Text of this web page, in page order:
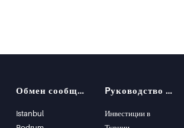
Обмен сообщениями
Istanbul
Pуководство покупателя
Инвестиции в